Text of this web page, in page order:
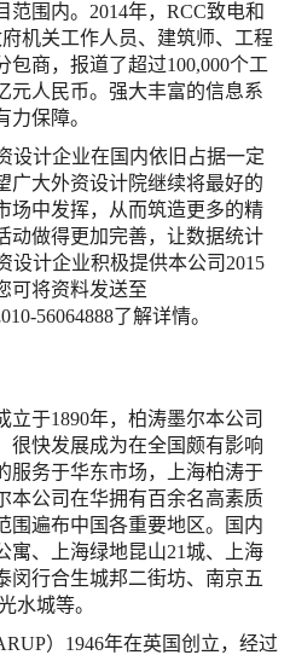
围内。2014年，RCC致电和
机关工作人员、建筑师、工程
商，报道了超过100,000个工
元人民币。强大丰富的信息系
保障。
设计企业在国内依旧占据一定
广大外资设计院继续将最好的
场中发挥，从而筑造更多的精
动做得更加完善，让数据统计
设计企业积极提供本公司2015
可将资料发送至
56064888了解详情。
于1890年，柏涛墨尔本公司
很快发展成为在全国颇有影响
服务于华东市场，上海柏涛于
本公司在华拥有百余名高素质
围遍布中国各重要地区。国内
寓、上海绿地昆山21城、上海
闵行合生城邦二街坊、南京五
水城等。
）1946年在英国创立，经过